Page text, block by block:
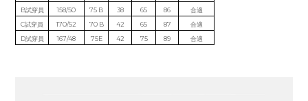
B試穿員
158/50 75 B 38 65 86
合適
C試穿員
170/52 70 B 42 65 87
合適
D試穿員
167/48 75E 42 75 89 合適